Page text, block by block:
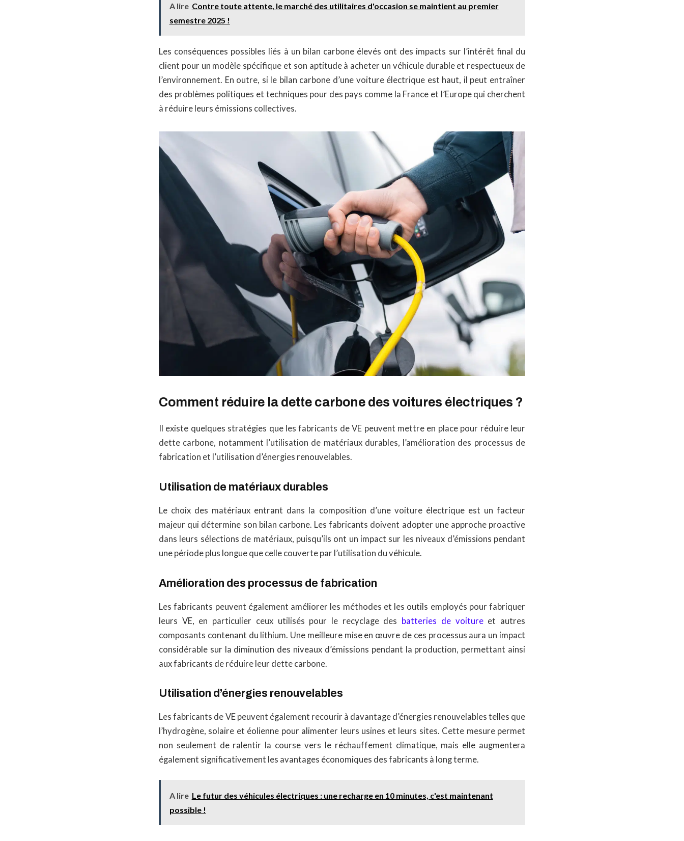
A lire Contre toute attente, le marché des utilitaires d'occasion se maintient au premier
semestre 2025 !
Les conséquences possibles liés à un bilan carbone élevés ont des impacts sur l’intérêt final du
client pour un modèle spécifique et son aptitude à acheter un véhicule durable et respectueux de
l’environnement. En outre, si le bilan carbone d’une voiture électrique est haut, il peut entraîner
des problèmes politiques et techniques pour des pays comme la France et l’Europe qui cherchent
à réduire leurs émissions collectives.
Comment réduire la dette carbone des voitures électriques ?
Il existe quelques stratégies que les fabricants de VE peuvent mettre en place pour réduire leur
dette carbone, notamment l’utilisation de matériaux durables, l’amélioration des processus de
fabrication et l’utilisation d’énergies renouvelables.
Utilisation de matériaux durables
Le choix des matériaux entrant dans la composition d’une voiture électrique est un facteur
majeur qui détermine son bilan carbone. Les fabricants doivent adopter une approche proactive
dans leurs sélections de matériaux, puisqu’ils ont un impact sur les niveaux d’émissions pendant
une période plus longue que celle couverte par l’utilisation du véhicule.
Amélioration des processus de fabrication
Les fabricants peuvent également améliorer les méthodes et les outils employés pour fabriquer
leurs VE, en particulier ceux utilisés pour le recyclage des batteries de voitureet autres
composants contenant du lithium. Une meilleure mise en œuvre de ces processus aura un impact
considérable sur la diminution des niveaux d’émissions pendant la production, permettant ainsi
aux fabricants de réduire leur dette carbone.
Utilisation d’énergies renouvelables
Les fabricants de VE peuvent également recourir à davantage d’énergies renouvelables telles que
l’hydrogène, solaire et éolienne pour alimenter leurs usines et leurs sites. Cette mesure permet
non seulement de ralentir la course vers le réchauffement climatique, mais elle augmentera
également significativement les avantages économiques des fabricants à long terme.
A lire Le futur des véhicules électriques : une recharge en 10 minutes, c'est maintenant
possible !